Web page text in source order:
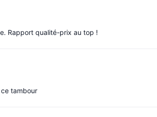
Rapport qualité-prix au top !
tambour